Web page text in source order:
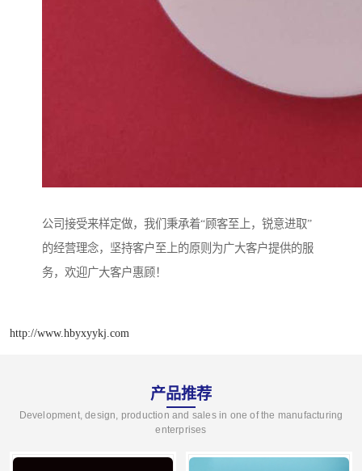
公司接受来样定做，我们秉承着“顾客至上，锐意进取”
的经营理念，坚持客户至上的原则为广大客户提供的服
务，欢迎广大客户惠顾！
http://www.hbyxyykj.com
产品推荐
Development, design, production and sales in one of the manufacturing
enterprises